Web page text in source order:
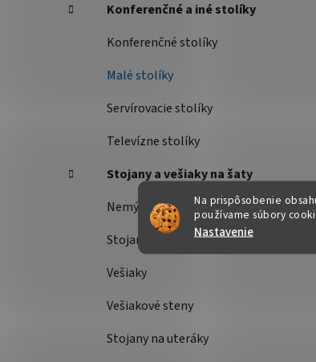
Na prispôsobenie
používame súbory
Nastavenie
Konferenčné a iné stolíky
Konferenčné stolíky
Malé stolíky
Servírovacie stolíky
Televízne stolíky
Stojany a vešiaky na šaty
Nemý sluha
Stojany na šaty
Vešiaky
Vešiakové steny
Stojany na uteráky